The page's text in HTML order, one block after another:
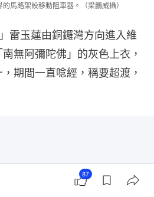
馬路架設移動阻車器。（梁鵬威攝）
雷玉蓮由銅鑼灣方向進入維
無阿彌陀佛」的灰色上衣，
期間一直唸經，稱要超渡，
87